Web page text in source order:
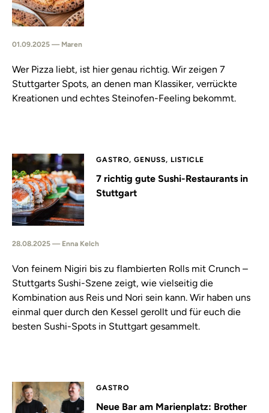
01.09.2025 — Maren
Wer Pizza liebt, ist hier genau richtig. Wir zeigen 7
Stuttgarter Spots, an denen man Klassiker, verrückte
Kreationen und echtes Steinofen-Feeling bekommt.
GASTRO, GENUSS, LISTICLE
7 richtig gute Sushi-Restaurants in
Stuttgart
28.08.2025 — Enna Kelch
Von feinem Nigiri bis zu flambierten Rolls mit Crunch –
Stuttgarts Sushi-Szene zeigt, wie vielseitig die
Kombination aus Reis und Nori sein kann. Wir haben uns
einmal quer durch den Kessel gerollt und für euch die
besten Sushi-Spots in Stuttgart gesammelt.
GASTRO
Neue Bar am Marienplatz: Brother